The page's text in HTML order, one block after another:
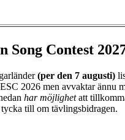
Song Contest
(per den 7 augusti)
2026 men avvaktar ännu
har möjlighetatt
till om tävlingsbidragen.